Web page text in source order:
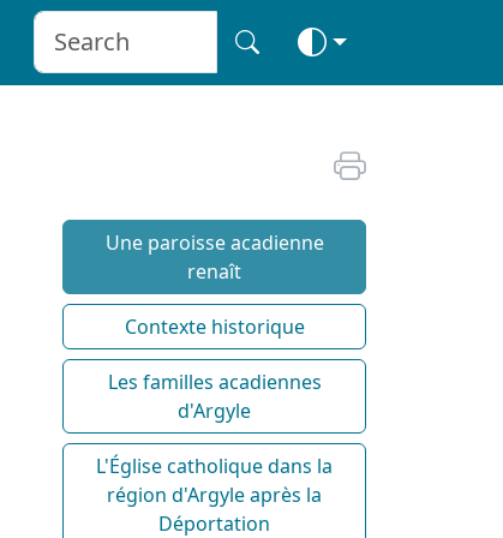
Une paroisse acadienne
renaît
Contexte historique
Les familles acadiennes
d'Argyle
L'Église catholique dans la
région d'Argyle après la
Déportation